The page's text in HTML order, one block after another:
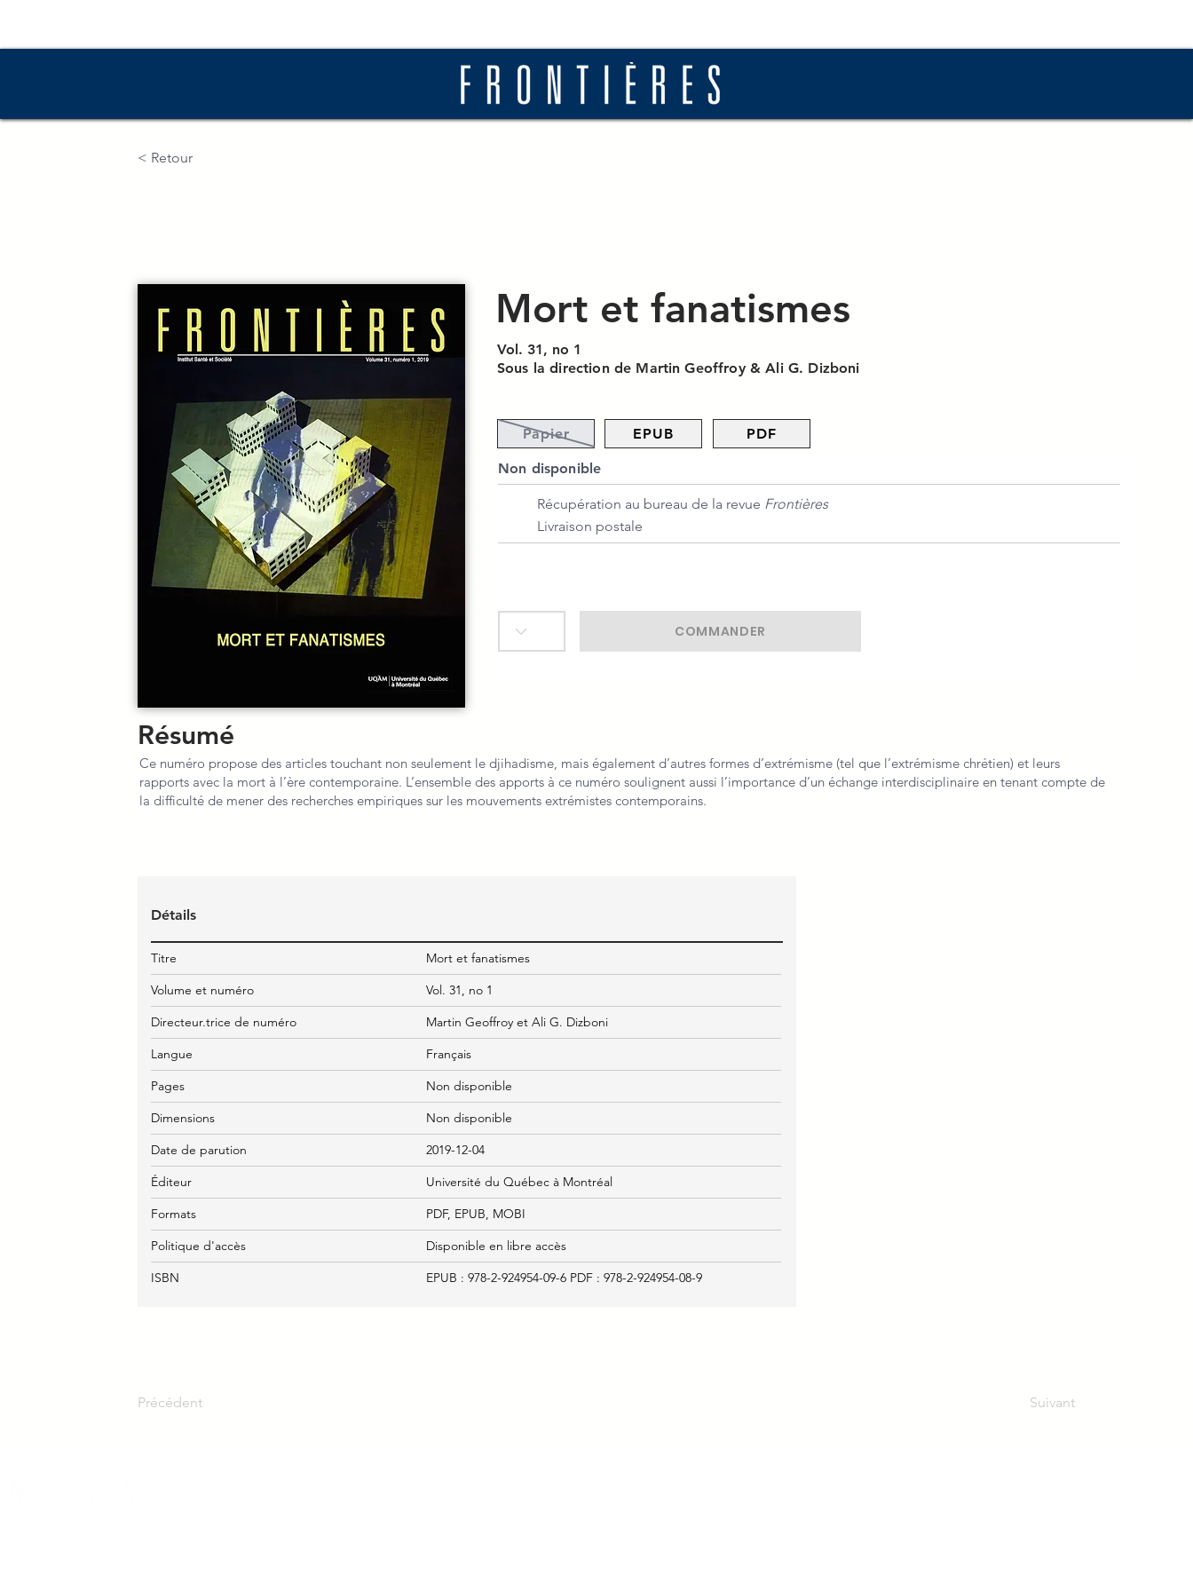
< Retour
Mort et fanatismes
Vol. 31, no 1
Sous la direction de Martin Geoffroy & Ali G. Dizboni
Papier EPUB PDF
Non disponible
Récupération au bureau de la revue Frontières
Livraison postale
COMMANDER
Résumé
Ce numéro propose des articles touchant non seulement le djihadisme, mais également d’autres formes d’extrémisme (tel que l’extrémisme chrétien) et leurs
rapports avec la mort à l’ère contemporaine. L’ensemble des apports à ce numéro soulignent aussi l’importance d’un échange interdisciplinaire en tenant compte de
la difficulté de mener des recherches empiriques sur les mouvements extrémistes contemporains.
Détails
Titre
Mort et fanatismes
Volume et numéro
Vol. 31, no 1
Directeur.trice de numéro
Martin Geoffroy et Ali G. Dizboni
Langue
Français
Pages
Non disponible
Dimensions
Non disponible
Date de parution
2019-12-04
Éditeur
Université du Québec à Montréal
Formats
PDF, EPUB, MOBI
Politique d'accès
Disponible en libre accès
ISBN
EPUB : 978-2-924954-09-6 PDF : 978-2-924954-08-9
Précédent Suivant